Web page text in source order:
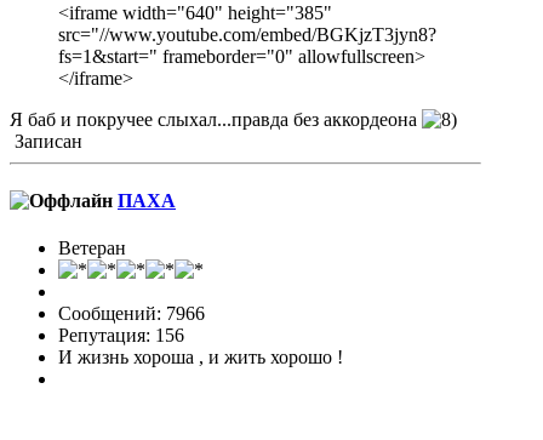
<iframe width="640" height="385"
src="//www.youtube.com/embed/BGKjzT3jyn8?
fs=1&start=" frameborder="0" allowfullscreen>
</iframe>
Я баб и покручее слыхал...правда без аккордеона
Записан
ПАХА
Ветеран
Сообщений: 7966
Репутация: 156
И жизнь хороша , и жить хорошо !